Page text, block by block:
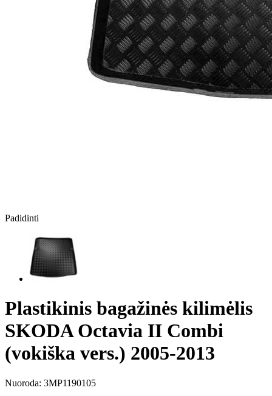
Padidinti
Plastikinis bagažinės kilimėlis
SKODA Octavia II Combi
(vokiška vers.) 2005-2013
Nuoroda: 3MP1190105